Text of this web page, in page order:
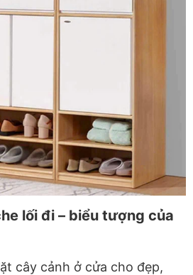
lối đi – biểu tượng của
cây cảnh ở cửa cho đẹp,